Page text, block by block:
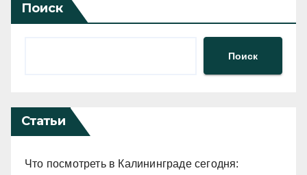
Поиск
Поиск
Статьи
Что посмотреть в Калининграде сегодня: